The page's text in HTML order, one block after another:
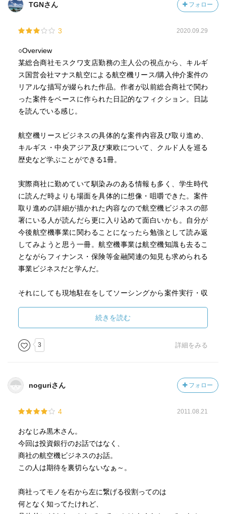
TGNさん フォロー
3 2020.09.29
○Overview
某総合商社モスクワ支店勤務の主人公の視点から、キルギ
ス国営会社マナス航空による航空機リース/購入仲介案件の
リアルな描写が綴られた作品。作者が以前総合商社で関わ
った案件をベースに作られた日記的なフィクション。日誌
を読んでいる感じ。
航空機リースビジネスの具体的な案件内容及び取り進め、
キルギス・中央アジア及び東欧について、クルド人を巡る
歴史など学ぶことができる1冊。
実際商社に勤めていて馴染みのある情報も多く、学生時代
に読んだ時よりも場面を具体的に想像・咀嚼できた。案件
取り進めの詳細が描かれた内容なので航空機ビジネスの部
署にいる人が読んだら更に入り込めて面白いかも。自分が
今後航空機事業に関わることになったら勉強として読み返
してみようと思う一冊。航空機事業は航空機知識も去るこ
とながらフィナンス・保険等金融関連の知見も求められる
事業ビジネスだと学んだ。
それにしても現地駐在をしてソーシングから案件実行・収
る仕事よりも規模感で劣る可能性はあるが、、こうした経
験は早ければ早いほど良いはず。
異国の地は自分が実際に行って自分の目で見てこそ価値が
でもイメージが湧きづらい。実際に行ってみた後に再度読
んでみたい。
今回はクルド人がテーマに上がっていたが、人種・宗教は
必ず政治・経済イベントの背景にあるはず。これらを学ぶ
ことでニュースの裏を読むことに長けていきたい。
続きを読む
3 詳細をみる
noguriさん フォロー
4 2011.08.21
おなじみ黒木さん。
今回は投資銀行のお話ではなく、
商社の航空機ビジネスのお話。
この人は期待を裏切らないなぁ～。
商社ってモノを右から左に繋げる役割ってのは
何となく知ってたけれど、